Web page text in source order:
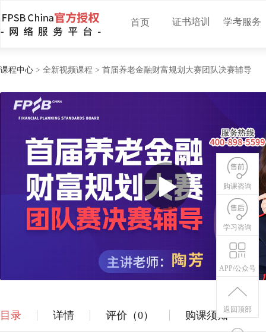
首页 证书培训 学考服务
购课咨询
学习咨询
APP/公众号
返回顶部
课程中心 > 全新视频课程 > 首届养老金融财富规划大赛团队决赛辅导
目录 详情 评价（0） 购课须知